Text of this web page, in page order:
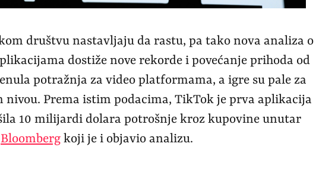
društvu nastavljaju da rastu, pa tako nova analiza o
dostiže nove rekorde i povećanje prihoda od
potražnja za video platformama, a igre su pale za
nivou. Prema istim podacima, TikTok je prva aplikacija
10 milijardi dolara potrošnje kroz kupovine unutar
Bloomberg koji je i objavio analizu.